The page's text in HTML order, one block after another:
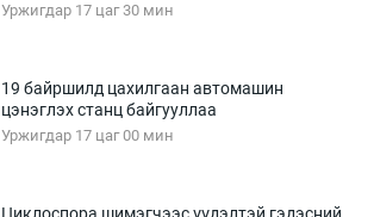
Уржигдар 17 цаг 30 мин
19 байршилд цахилгаан автомашин
цэнэглэх станц байгууллаа
Уржигдар 17 цаг 00 мин